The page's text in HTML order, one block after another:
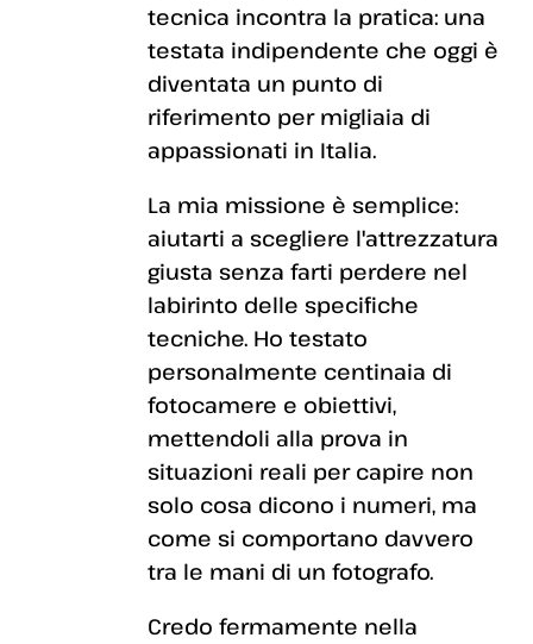
tecnica incontra la pratica: una
testata indipendente che oggi è
diventata un punto di
riferimento per migliaia di
appassionati in Italia.
La mia missione è semplice:
aiutarti a scegliere l'attrezzatura
giusta senza farti perdere nel
labirinto delle specifiche
tecniche. Ho testato
personalmente centinaia di
fotocamere e obiettivi,
mettendoli alla prova in
situazioni reali per capire non
solo cosa dicono i numeri, ma
come si comportano davvero
tra le mani di un fotografo.
Credo fermamente nella